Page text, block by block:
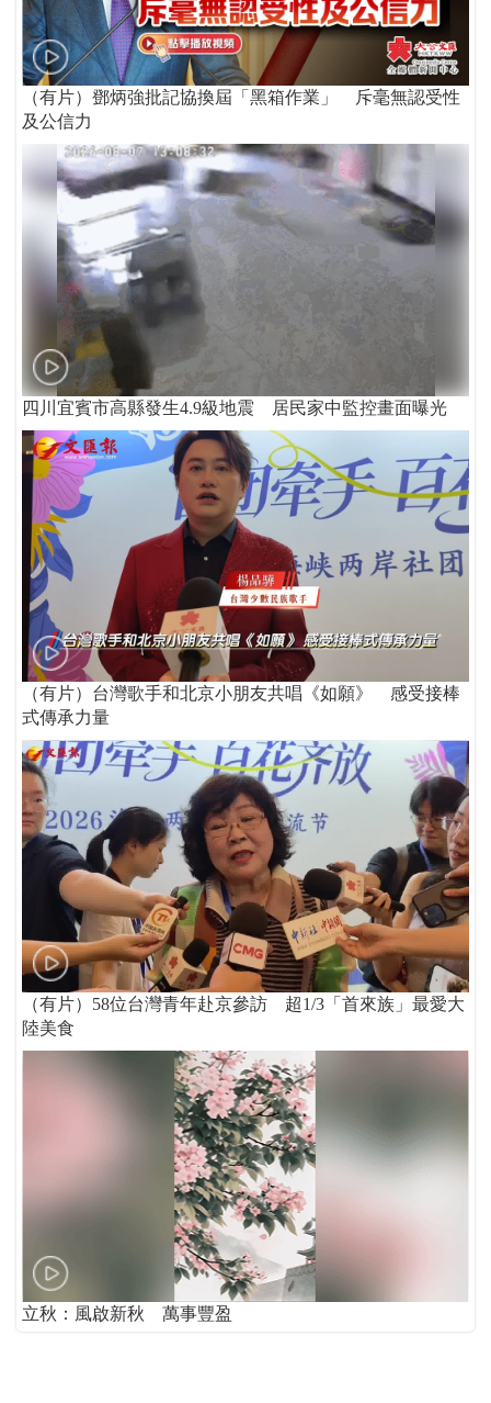
（有片）鄧炳強批記協換屆「黑箱作業」 斥毫無認受性
及公信力
四川宜賓市高縣發生4.9級地震 居民家中監控畫面曝光
（有片）台灣歌手和北京小朋友共唱《如願》 感受接棒
式傳承力量
（有片）58位台灣青年赴京參訪 超1/3「首來族」最愛大
陸美食
立秋：風啟新秋 萬事豐盈